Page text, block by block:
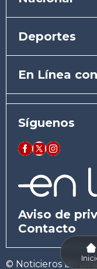
Deportes
En Línea
Síguenos
Aviso de
Contacto
© Noticieros En